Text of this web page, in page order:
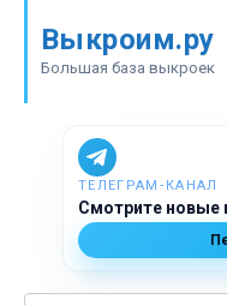
контенту
Выкроим.ру
Большая база выкроек
ТЕЛЕГРАМ‑КАНАЛ
Смотрите новые